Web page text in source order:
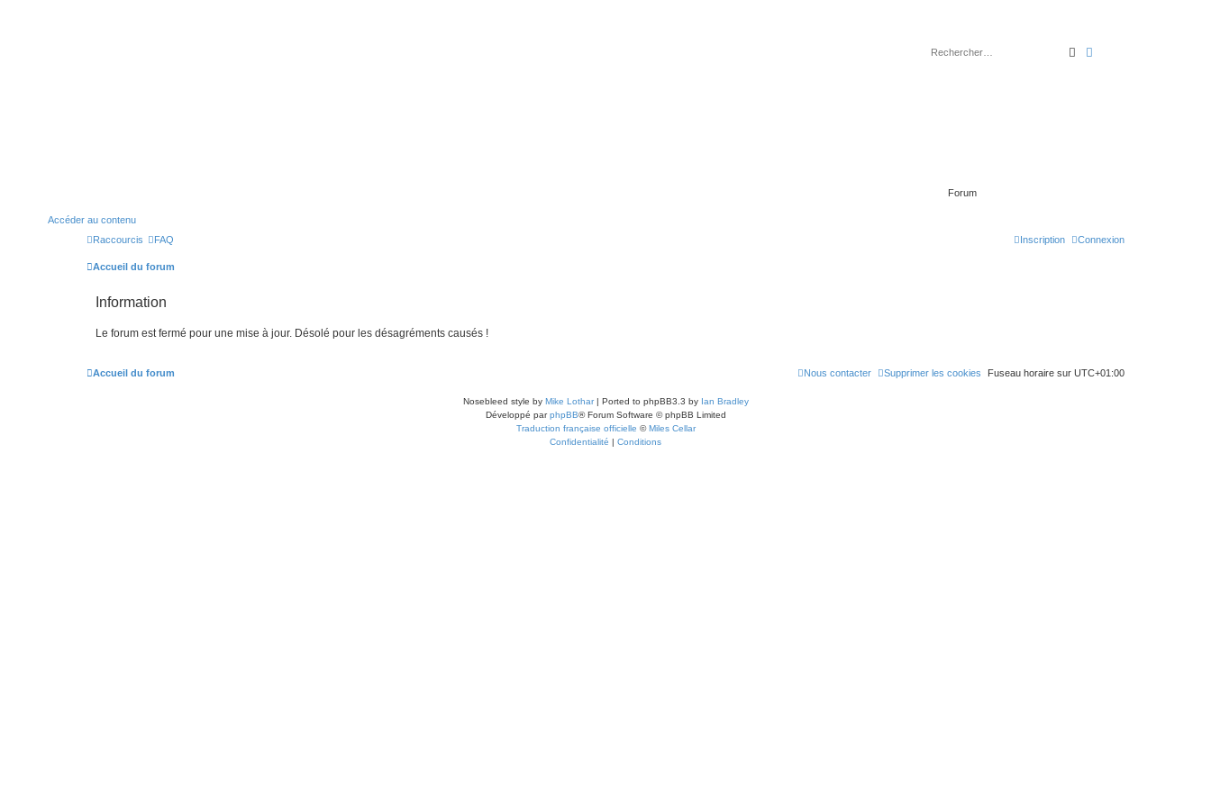
Forum
Accéder au contenu
rechercher
Raccourcis FAQ Connexion
Inscription
Accueil du forum
Information
Le forum est fermé pour une mise à jour. Désolé pour les désagréments causés !
Accueil du forum Fuseau horaire sur UTC+01:00
Supprimer les cookies
Nous contacter
Nosebleed style by Mike Lothar| Ported to phpBB3.3 by Ian Bradley
Développé parphpBB® Forum Software © phpBB Limited
Traduction française officielle ©Miles Cellar
Confidentialité | Conditions